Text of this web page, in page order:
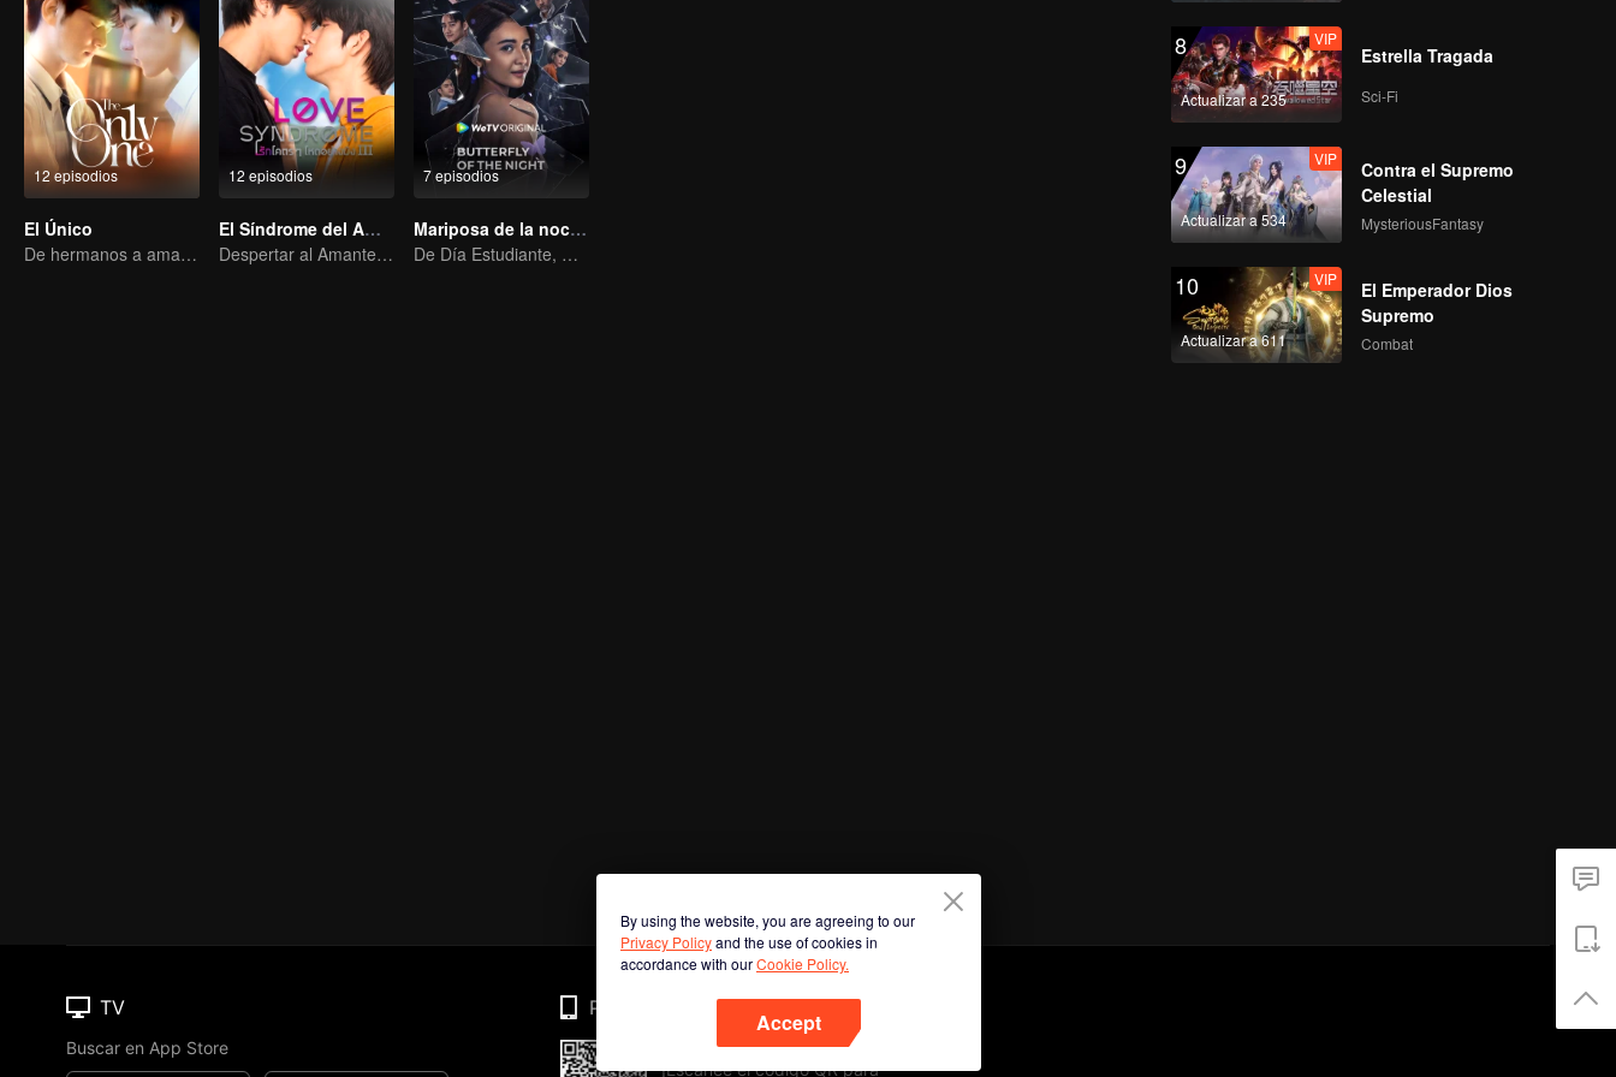
12 episodios
El Único
De hermanos a amantes
12 episodios
El Síndrome del Amor
Despertar al Amante Amnésico
7 episodios
Mariposa de la noche
De Día Estudiante, De Noche Cortesana
8
Actualizar a 235
VIP
Estrella Tragada
Sci-Fi
9
Actualizar a 534
VIP
Contra el Supremo
Celestial
MysteriousFantasy
10
Actualizar a 611
VIP
El Emperador Dios
Supremo
Combat
By using the website, you are agreeing to our
Privacy Policyand the use of cookies in
accordance with ourCookie Policy.
Accept
TV
Buscar en App Store
Phone
¡Escanee el código QR para